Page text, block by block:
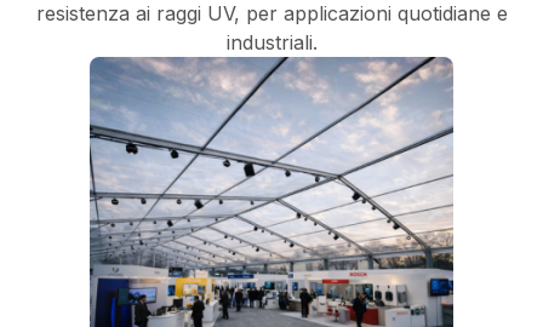
resistenza ai raggi UV, per applicazioni quotidiane e
industriali.